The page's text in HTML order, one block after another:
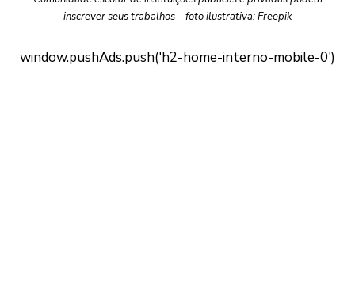
inscrever seus trabalhos – foto ilustrativa: Freepik